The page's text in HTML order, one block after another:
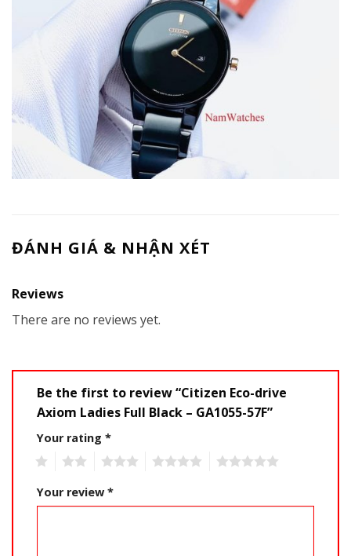
ĐÁNH GIÁ & NHẬN XÉT
Reviews
There are no reviews yet.
Be the first to review “Citizen Eco-drive
Axiom Ladies Full Black – GA1055-57F”
Your rating *
Your review *